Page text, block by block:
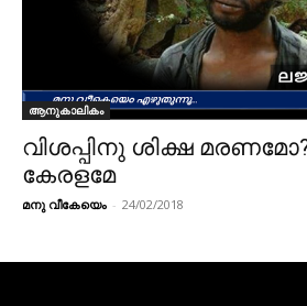
ആനുകാലികം
വിശപ്പിനു ശിക്ഷ
കേരളമേ
മനു വീകേയെം - 24/02/2018